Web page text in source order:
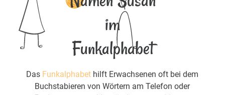
im
Funkalphabet
Das Funkalphabet hilft Erwachsenen oft bei dem
Buchstabieren von Wörtern am Telefon oder